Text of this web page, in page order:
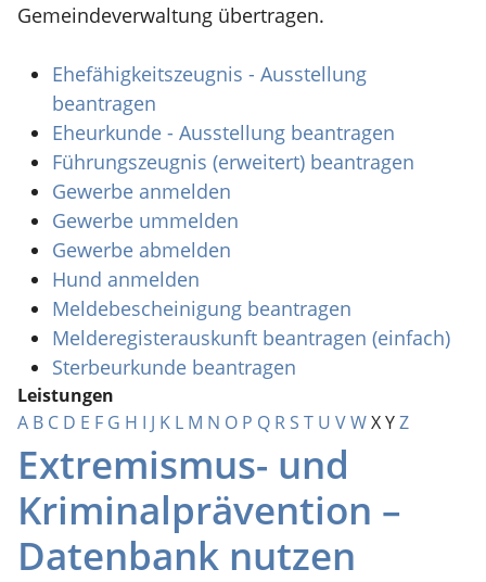
Gemeindeverwaltung übertragen.
Ehefähigkeitszeugnis - Ausstellung
beantragen
Eheurkunde - Ausstellung beantragen
Führungszeugnis (erweitert) beantragen
Gewerbe anmelden
Gewerbe ummelden
Gewerbe abmelden
Hund anmelden
Meldebescheinigung beantragen
Melderegisterauskunft beantragen (einfach)
Sterbeurkunde beantragen
Leistungen
A B C D E F G H I J K L M N O P Q R S T U VWXYZ
Extremismus- und
Kriminalprävention –
Datenbank nutzen